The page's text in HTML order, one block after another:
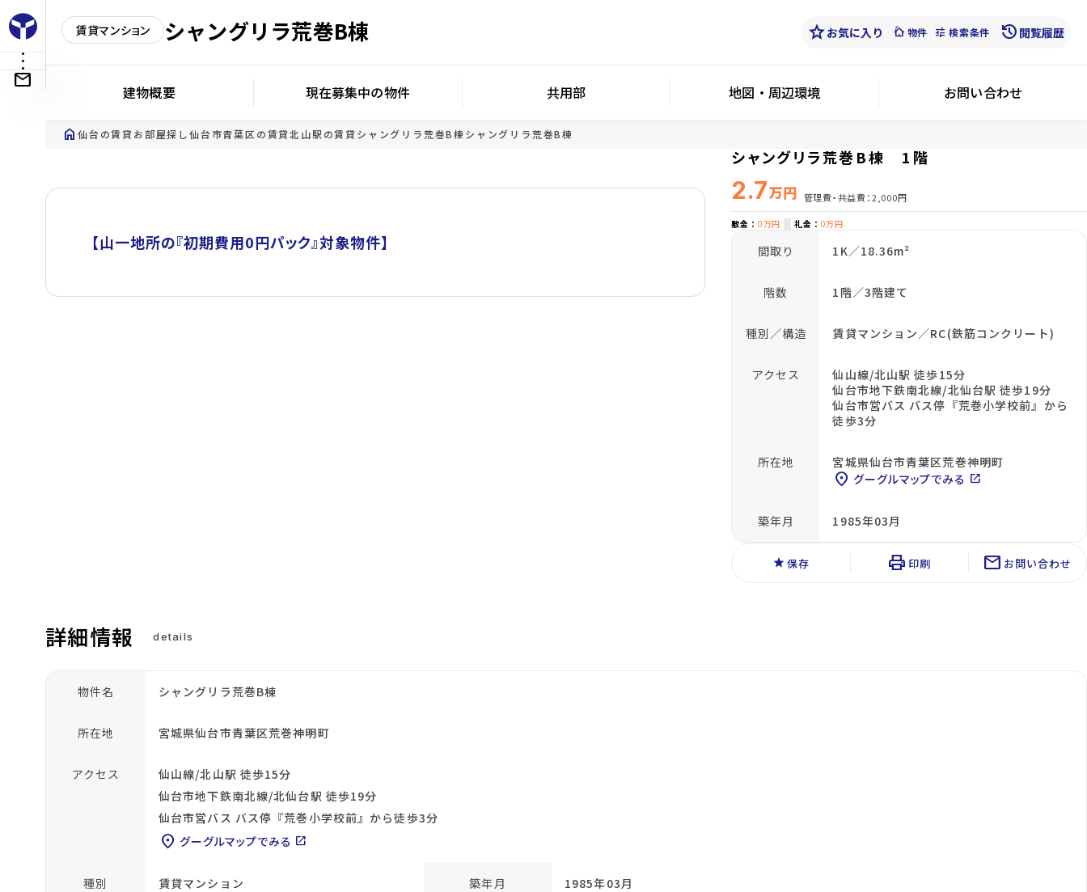
賃貸マンション シャングリラ荒巻B棟 starお気に入り cottage物件 tune 検索条件 history 閲覧履歴
建物概要 現在募集中の物件 共用部 地図・周辺環境 お問い合わせ
home 仙台の賃貸お部屋探し仙台市青葉区の賃貸北山駅の賃貸シャングリラ荒巻B棟 シャングリラ荒巻B棟
シャングリラ荒巻B棟 1階
2.7万円 管理費・共益費 2,000円
敷金 0万円 礼金 0万円
間取り 1K／18.36m²
階数 1階／3階建て
種別／構造 賃貸マンション／RC(鉄筋コンクリート)
アクセス
仙山線/北山駅 徒歩15分
仙台市地下鉄南北線/北仙台駅 徒歩19分
仙台市営バス バス停『荒巻小学校前』から
徒歩3分
所在地 宮城県仙台市青葉区荒巻神明町
location_on グーグルマップでみる open_in_new
築年月 1985年03月
star 保存 print 印刷 mail お問い合わせ
【山一地所の『初期費用0円パック』対象物件】
詳細情報 details
物件名 シャングリラ荒巻B棟
所在地 宮城県仙台市青葉区荒巻神明町
アクセス
仙山線/北山駅 徒歩15分
仙台市地下鉄南北線/北仙台駅 徒歩19分
仙台市営バス バス停『荒巻小学校前』から徒歩3分
location_on グーグルマップでみる open_in_new
種別 賃貸マンション 築年月 1985年03月